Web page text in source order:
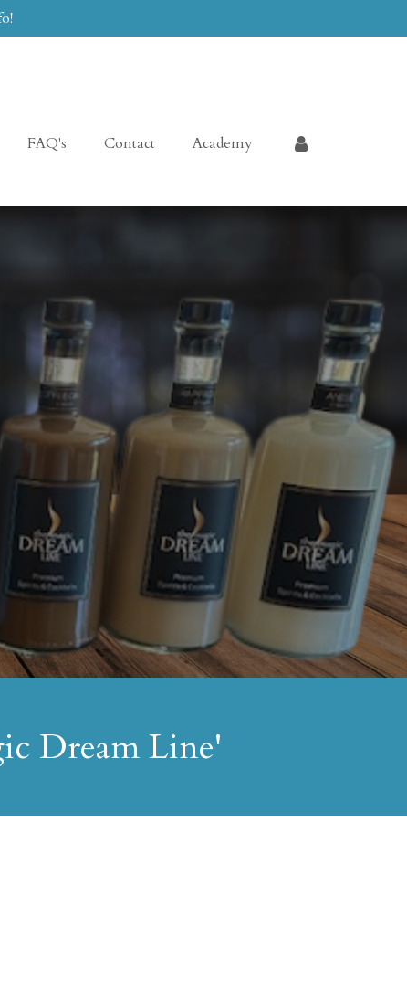
FAQ's Contact Academy
Dream Line'